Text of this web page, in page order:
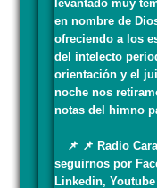
levantado muy
en nombre de
ofreciendo a los
del intelecto
orientación y el
noche nos
notas del himno
📌 📌 Radio
seguirnos por
Linkedin,